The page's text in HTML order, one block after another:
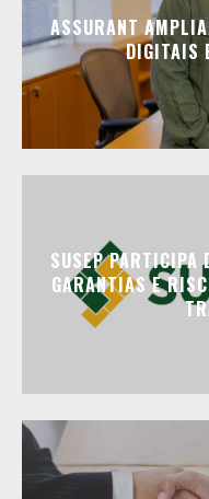
ASSURANT
DIGITAIS
SUSEP PARTICIPA
GARANTIAS E